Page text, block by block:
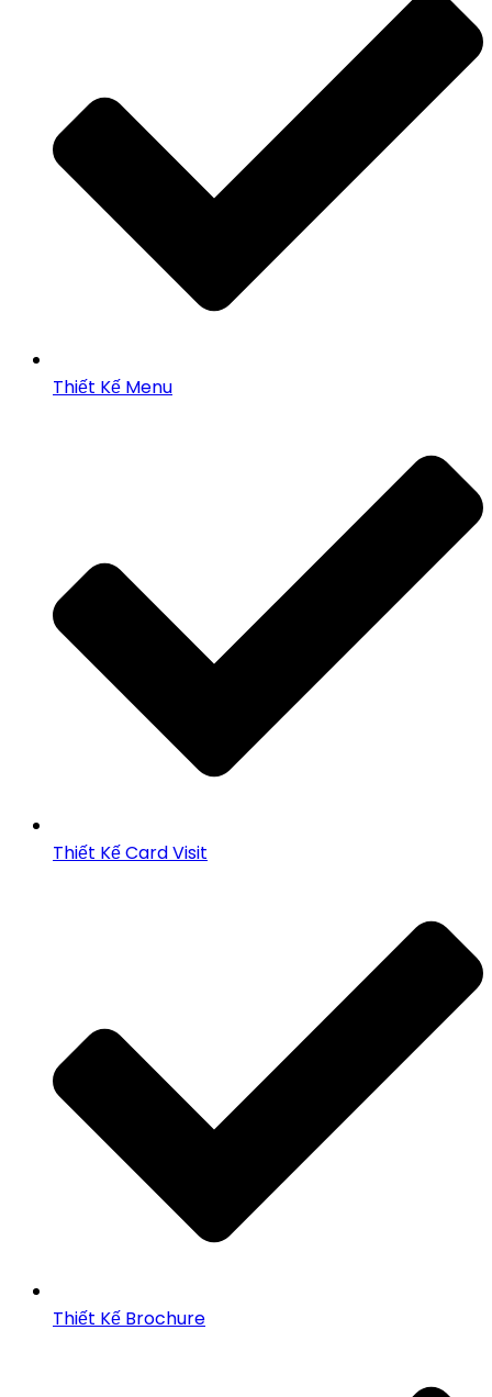
Thiết Kế Menu
Thiết Kế Card Visit
Thiết Kế Brochure